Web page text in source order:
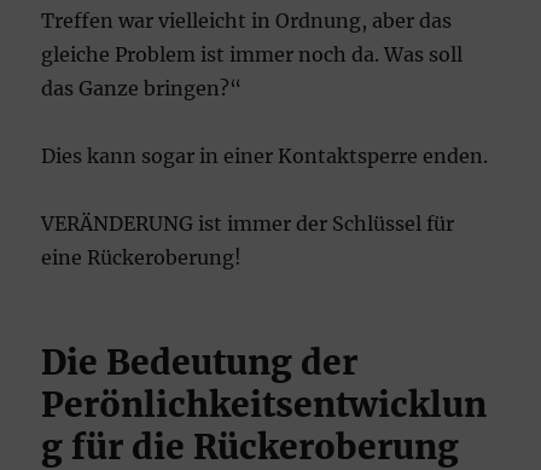
Treffen war vielleicht in Ordnung, aber das
gleiche Problem ist immer noch da. Was soll
das Ganze bringen?“
Dies kann sogar in einer Kontaktsperre enden.
VERÄNDERUNG ist immer der Schlüssel für
eine Rückeroberung!
Die Bedeutung der
Perönlichkeitsentwicklun
g für die Rückeroberung